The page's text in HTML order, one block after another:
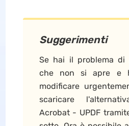
Suggerimenti
Se hai il problema di
che non si apre e
modificare
scaricare
Acrobat - UPDF